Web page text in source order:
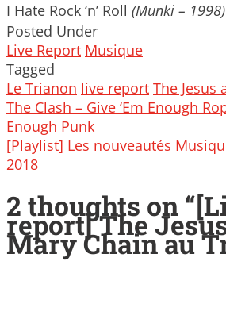
I Hate Rock ‘n’ Roll (Munki – 1998)
Posted Under
Live Report Musique
Tagged
Le Trianon live report The Jesus
Post
navigation
The Clash – Give ‘Em Enough
Enough Punk
[Playlist] Les nouveautés
2018
2 thoughts on “
report] The
Mary Chain au